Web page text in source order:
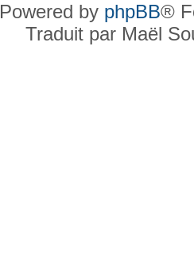
Powered by phpBB®
Traduit par Maël